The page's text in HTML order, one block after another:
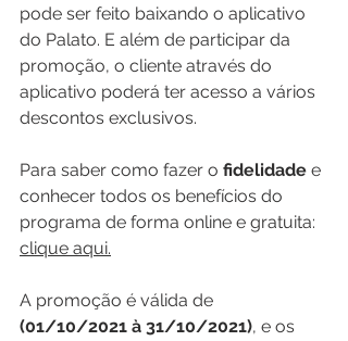
pode ser feito baixando o aplicativo
do Palato. E além de participar da
promoção, o cliente através do
aplicativo poderá ter acesso a vários
descontos exclusivos.
Para saber como fazer o fidelidade e
conhecer todos os benefícios do
programa de forma online e gratuita:
clique aqui.
A promoção é válida de
(01/10/2021 à 31/10/2021), e os